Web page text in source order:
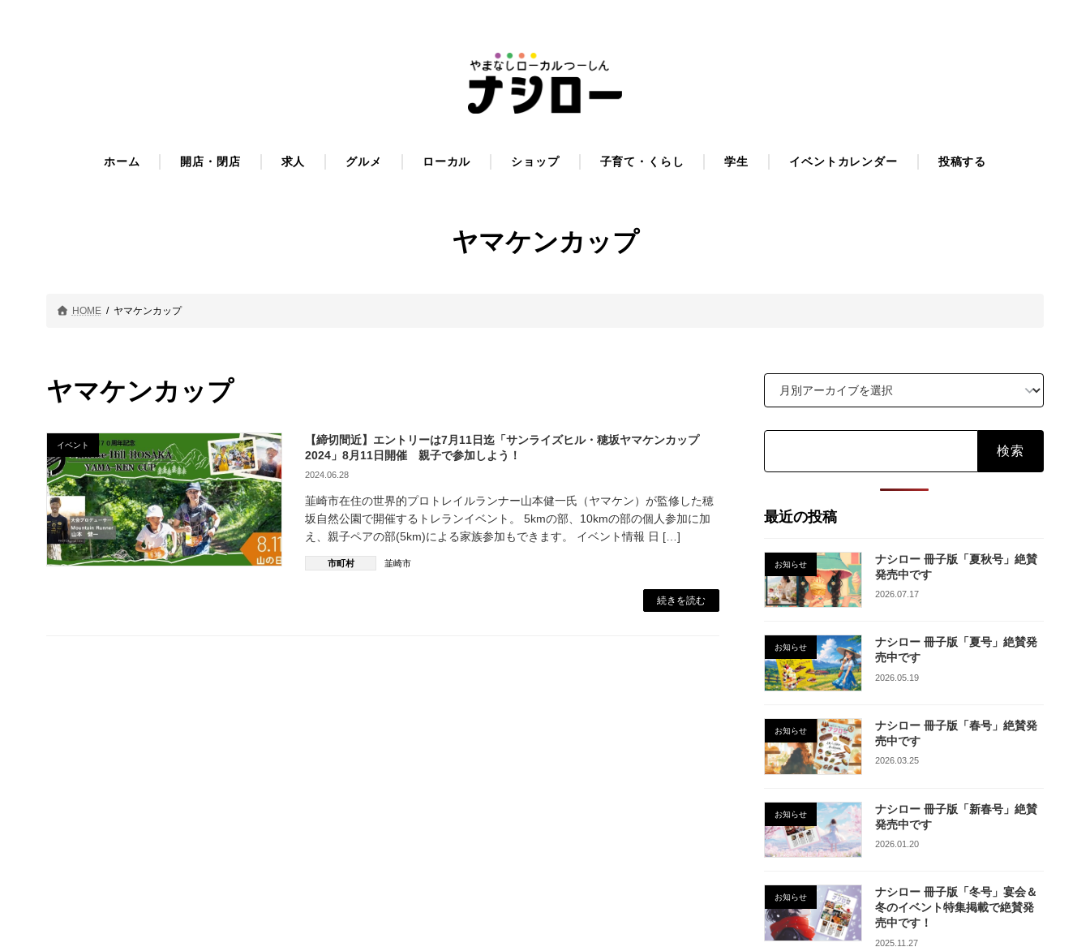
ホーム 開店・閉店 求人 グルメ ローカル ショップ 子育て・くらし 学生 イベントカレンダー 投稿する
ヤマケンカップ
HOME ヤマケンカップ
ヤマケンカップ
イベント
【締切間近】エントリーは7月11日迄「サンライズヒル・穂坂ヤマケンカップ
2024」8月11日開催 親子で参加しよう！
2024.06.28
韮崎市在住の世界的プロトレイルランナー山本健一氏（ヤマケン）が監修した穂
坂自然公園で開催するトレランイベント。 5kmの部、10kmの部の個人参加に加
え、親子ペアの部(5km)による家族参加もできます。 イベント情報 日 […]
市町村 韮崎市
続きを読む
最近の投稿
お知らせ
ナシロー 冊子版「夏秋号」絶賛
発売中です
2026.07.17
お知らせ
ナシロー 冊子版「夏号」絶賛発
売中です
2026.05.19
お知らせ
ナシロー 冊子版「春号」絶賛発
売中です
2026.03.25
お知らせ
ナシロー 冊子版「新春号」絶賛
発売中です
2026.01.20
お知らせ
ナシロー 冊子版「冬号」宴会＆
冬のイベント特集掲載で絶賛発
売中です！
2025.11.27